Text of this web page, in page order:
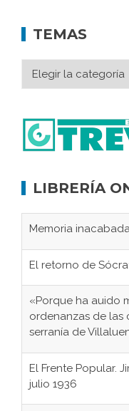
TEMAS
LIBRERÍA
Memoria
El retorno de
«Porque ha auido
ordenanzas de las
serranía de
El Frente Popular.
julio 1936